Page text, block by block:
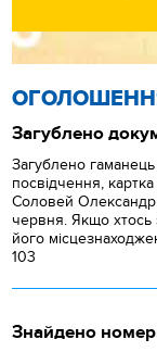
Загублено
Загублено
посвідчення, картка
Соловей
червня. Якщо
його
103
Знайдено